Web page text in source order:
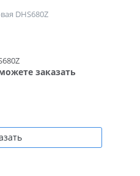
DHS680Z
заказать